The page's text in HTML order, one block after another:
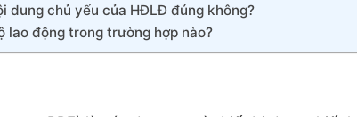
dung chủ yếu của HĐLĐ đúng không?
lao động trong trường hợp nào?